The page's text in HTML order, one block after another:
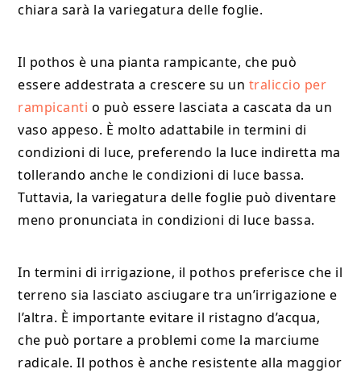
chiara sarà la variegatura delle foglie.
Il pothos è una pianta rampicante, che può
essere addestrata a crescere su un traliccio per
rampicanti o può essere lasciata a cascata da un
vaso appeso. È molto adattabile in termini di
condizioni di luce, preferendo la luce indiretta ma
tollerando anche le condizioni di luce bassa.
Tuttavia, la variegatura delle foglie può diventare
meno pronunciata in condizioni di luce bassa.
In termini di irrigazione, il pothos preferisce che il
terreno sia lasciato asciugare tra un’irrigazione e
l’altra. È importante evitare il ristagno d’acqua,
che può portare a problemi come la marciume
radicale. Il pothos è anche resistente alla maggior